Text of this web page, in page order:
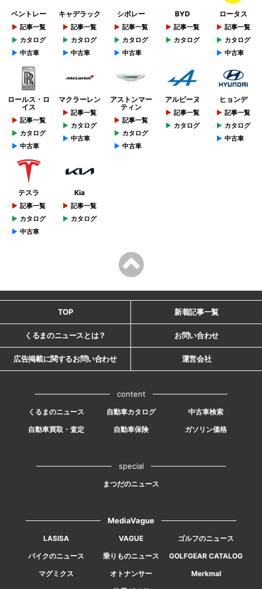
ベントレー
記事一覧
カタログ
中古車
キャデラック
記事一覧
カタログ
中古車
シボレー
記事一覧
カタログ
中古車
BYD
記事一覧
カタログ
ロータス
記事一覧
カタログ
中古車
ロールス・ロ
イス
記事一覧
カタログ
中古車
マクラーレン
記事一覧
カタログ
中古車
アストンマー
ティン
記事一覧
カタログ
中古車
アルピーヌ
記事一覧
カタログ
ヒョンデ
記事一覧
カタログ
中古車
テスラ
記事一覧
カタログ
中古車
Kia
記事一覧
カタログ
TOP 新着記事一覧
くるまのニュースとは？ お問い合わせ
広告掲載に関するお問い合わせ 運営会社
content
くるまのニュース 自動車カタログ
中古車検索
自動車買取・査定
自動車保険 ガソリン価格
special
まつだのニュース
MediaVague
LASISA VAGUE
ゴルフのニュース
バイクのニュース
乗りものニュース
GOLFGEAR CATALOG
マグミクス
オトナンサー
Merkmal